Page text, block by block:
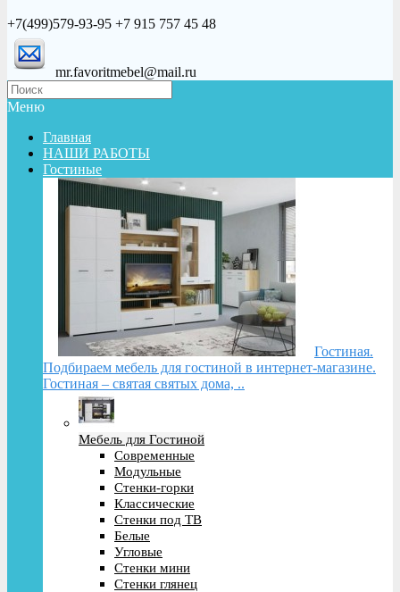
+7(499)579-93-95 +7 915 757 45 48
mr.favoritmebel@mail.ru
Меню
Главная
НАШИ РАБОТЫ
Гостиные
Гостиная.
Подбираем мебель для гостиной в интернет-магазине.
Гостиная – святая святых дома, ..
Мебель для Гостиной
Современные
Модульные
Стенки-горки
Классические
Стенки под ТВ
Белые
Угловые
Стенки мини
Стенки глянец